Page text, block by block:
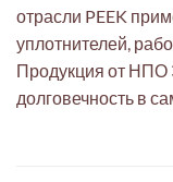
отрасли PEEK
уплотнителей,
Продукция от НПО
долговечность в